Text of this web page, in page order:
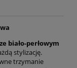
biało-perłowym
stylizację.
trzymanie